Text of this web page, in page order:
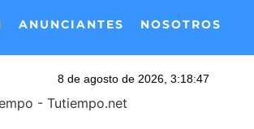
ANUNCIANTES NOSOTROS
- Tutiempo.net